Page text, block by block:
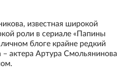
известная широкой
роли в сериале «Папины
блоге крайне редкий
– актера Артура Смольянинова